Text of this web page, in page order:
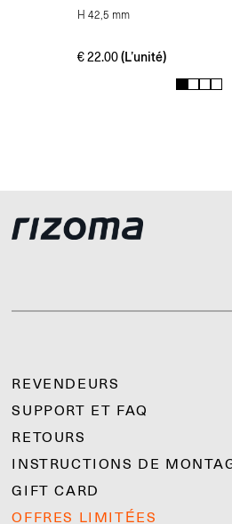
H 42,5 mm
€22.00 (L’unité)
1 2 3 4
REVENDEURS
SUPPORT ET FAQ
RETOURS
INSTRUCTIONS DE
GIFT CARD
OFFRES LIMITÉES